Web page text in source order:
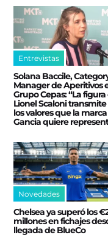
Entrevistas
Solana Baccile,
Manager de Aperitivos
Grupo Cepas: “La
Lionel Scaloni
los valores que la marca
Gancia quiere
Novedades
Chelsea ya superó los
millones en fichajes
llegada de BlueCo